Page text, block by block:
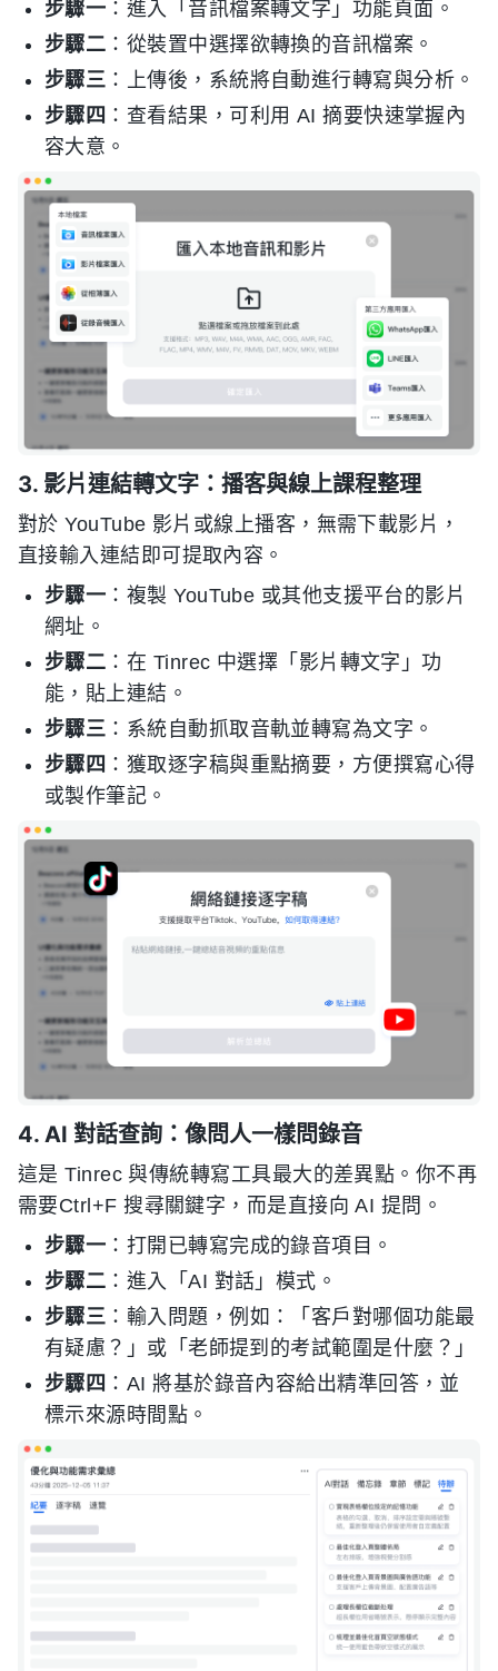
步驟一 ：進入「音訊檔案轉文字」功能頁面。
步驟二 ：從裝置中選擇欲轉換的音訊檔案。
步驟三 ：上傳後，系統將自動進行轉寫與分析。
步驟四 ：查看結果，可利用 AI 摘要快速掌握內
容大意。
3. 影片連結轉文字：播客與線上課程整理
對於 YouTube 影片或線上播客，無需下載影片，
直接輸入連結即可提取內容。
步驟一 ：複製 YouTube 或其他支援平台的影片
網址。
步驟二 ：在 Tinrec 中選擇「影片轉文字」功
能，貼上連結。
步驟三 ：系統自動抓取音軌並轉寫為文字。
步驟四 ：獲取逐字稿與重點摘要，方便撰寫心得
或製作筆記。
4. AI 對話查詢：像問人一樣問錄音
這是 Tinrec 與傳統轉寫工具最大的差異點。你不再
需要Ctrl+F 搜尋關鍵字，而是直接向 AI 提問。
步驟一 ：打開已轉寫完成的錄音項目。
步驟二 ：進入「AI 對話」模式。
步驟三 ：輸入問題，例如：「客戶對哪個功能最
有疑慮？」或「老師提到的考試範圍是什麼？」
步驟四 ：AI 將基於錄音內容給出精準回答，並
標示來源時間點。